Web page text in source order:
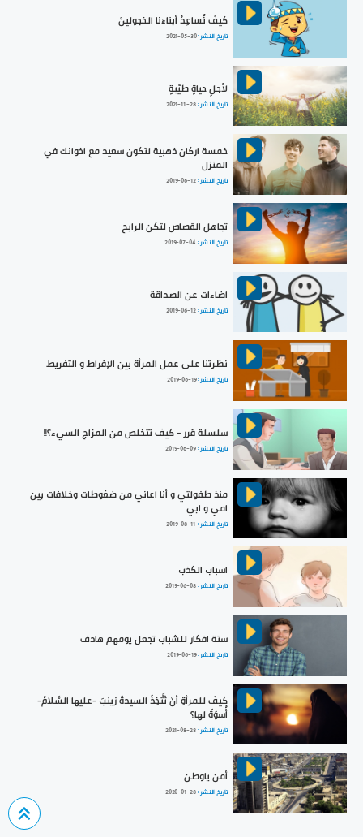
كيفَ نُساعِدُ أبناءَنا الخجولينَ
تاريخ النشر :2021-05-30
لأجلِ حياةٍ طيّبةٍ
تاريخ النشر :2021-11-28
خمسة اركان ذهبية لتكون سعيد مع اخوانك في
المنزل
تاريخ النشر :2019-06-12
تجاهل القصاص لتكن الرابح
تاريخ النشر : 2019-07-04
اضاءات عن الصداقة
تاريخ النشر :2019-06-12
نظرتنا على عمل المرأة بين الإفراط و التفريط
تاريخ النشر :2019-06-19
سلسلة قرر - كيف تتخلص من المزاج السيء؟!!
تاريخ النشر :2019-06-09
منذ طفولتي و أنا اعاني من ضغوطات وخلافات بين
امي و ابي
تاريخ النشر : 2019-08-11
اسباب الكذب
تاريخ النشر :2019-06-08
ستة افكار للشباب تجعل يومهم هادف
تاريخ النشر :2019-06-19
كيفَ للمرأةِ أنْ تَتَّخِذَ السيدةَ زينبَ -عليها السَّلامُ-
أُسوَةً لها؟
تاريخ النشر :2021-08-28
أمن ياوطن
تاريخ النشر :2020-01-28